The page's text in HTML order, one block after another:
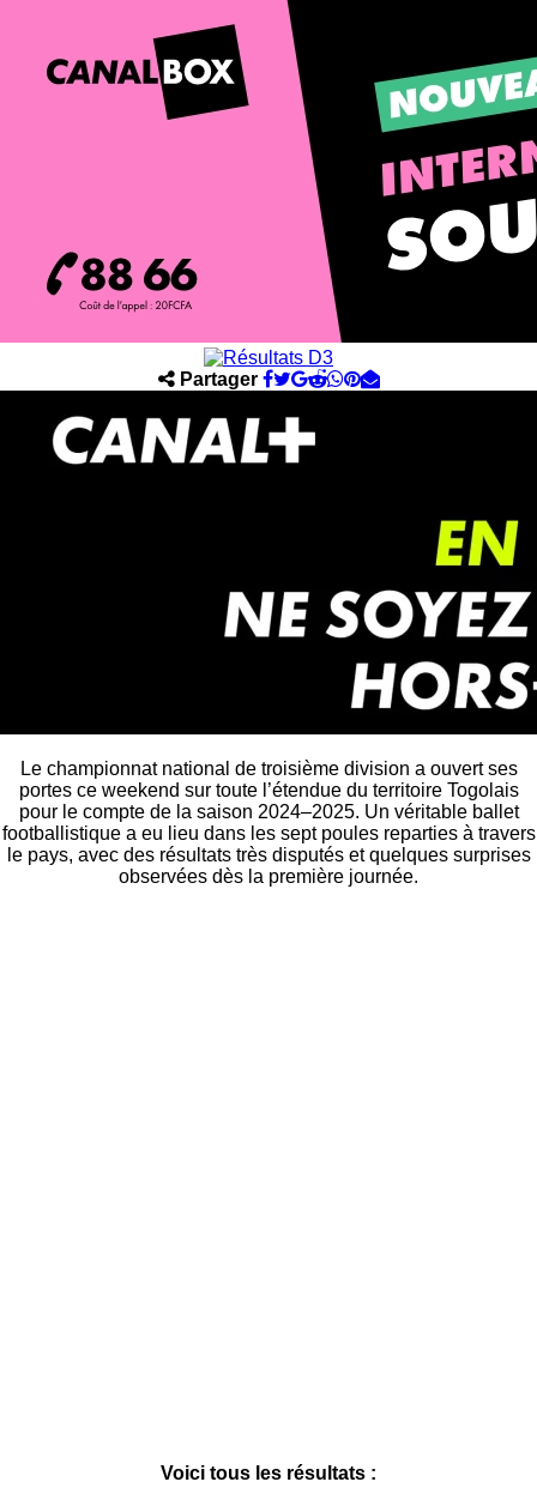
Partager
Le championnat national de troisième division a ouvert ses
portes ce weekend sur toute l’étendue du territoire Togolais
pour le compte de la saison 2024–2025. Un véritable ballet
footballistique a eu lieu dans les sept poules reparties à travers
le pays, avec des résultats très disputés et quelques surprises
observées dès la première journée.
Voici tous les résultats :